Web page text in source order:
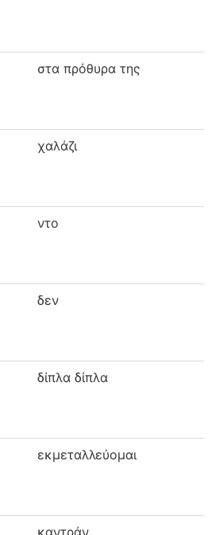
στα πρόθυρα της
χαλάζι
ντο
δεν
δίπλα δίπλα
εκμεταλλεύομαι
καντράν